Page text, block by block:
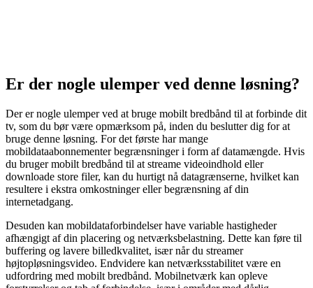
Er der nogle ulemper ved denne løsning?
Der er nogle ulemper ved at bruge mobilt bredbånd til at forbinde dit
tv, som du bør være opmærksom på, inden du beslutter dig for at
bruge denne løsning. For det første har mange
mobildataabonnementer begrænsninger i form af datamængde. Hvis
du bruger mobilt bredbånd til at streame videoindhold eller
downloade store filer, kan du hurtigt nå datagrænserne, hvilket kan
resultere i ekstra omkostninger eller begrænsning af din
internetadgang.
Desuden kan mobildataforbindelser have variable hastigheder
afhængigt af din placering og netværksbelastning. Dette kan føre til
buffering og lavere billedkvalitet, især når du streamer
højtopløsningsvideo. Endvidere kan netværksstabilitet være en
udfordring med mobilt bredbånd. Mobilnetværk kan opleve